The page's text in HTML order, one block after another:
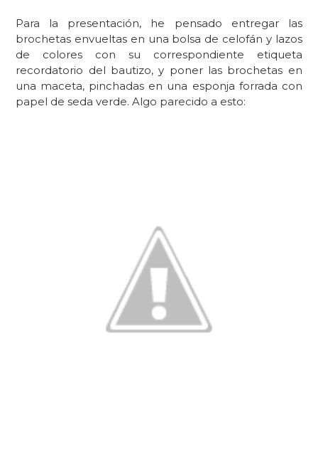
Para la presentación, he pensado entregar las
brochetas envueltas en una bolsa de celofán y lazos
de colores con su correspondiente etiqueta
recordatorio del bautizo, y poner las brochetas en
una maceta, pinchadas en una esponja forrada con
papel de seda verde. Algo parecido a esto: